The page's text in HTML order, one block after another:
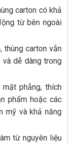
carton có khả
từ bên ngoài
thùng carton vẫn
dễ dàng trong
phẳng, thích
phẩm hoặc các
mỹ và khả năng
từ nguyên liệu